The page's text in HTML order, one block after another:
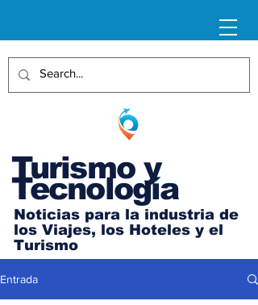
Turismo y
Tecnología
Noticias para la industria de
los Viajes, los Hoteles y el
Turismo
Entrada